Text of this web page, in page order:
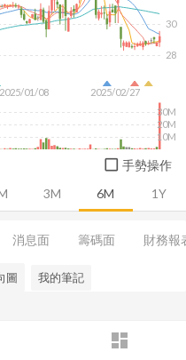
dashboard
3M 6M 1Y
2025/01/08 2025/02/27
28
30
10M
20M
30M
手勢操作
消息面 籌碼面 財務報
圖 我的筆記